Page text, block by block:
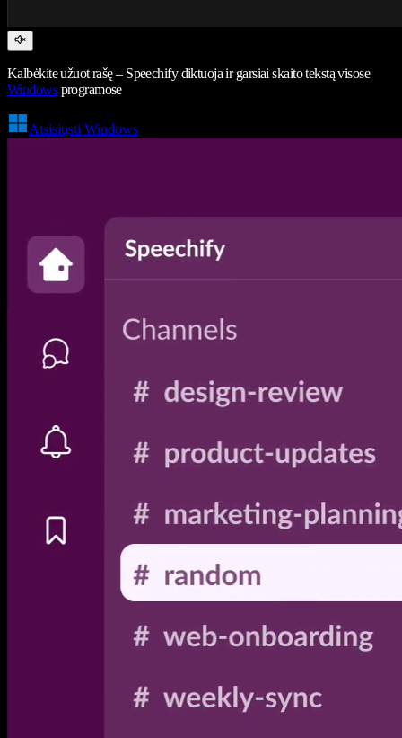
Kalbėkite užuot rašę – Speechify diktuoja ir garsiai skaito tekstą visose
Windowsprogramose
Atsisiųsti Windows